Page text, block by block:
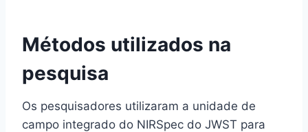
Métodos utilizados na
pesquisa
Os pesquisadores utilizaram a unidade de
campo integrado do NIRSpec do JWST para